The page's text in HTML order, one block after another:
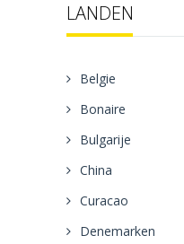
LANDEN
Belgie
Bonaire
Bulgarije
China
Curacao
Denemarken